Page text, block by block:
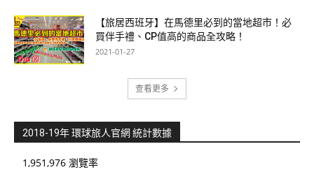
【旅居西班牙】在馬德里必到的當地超市！必
買伴手禮、CP值高的商品全攻略！
2021-01-27
查看更多
2018-19年 環球旅人官網 統計數據
1,951,976 瀏覽率